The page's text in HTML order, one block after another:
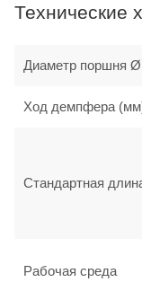
Технические
Диаметр поршня
Ход демпфера
Стандартная
Рабочая среда